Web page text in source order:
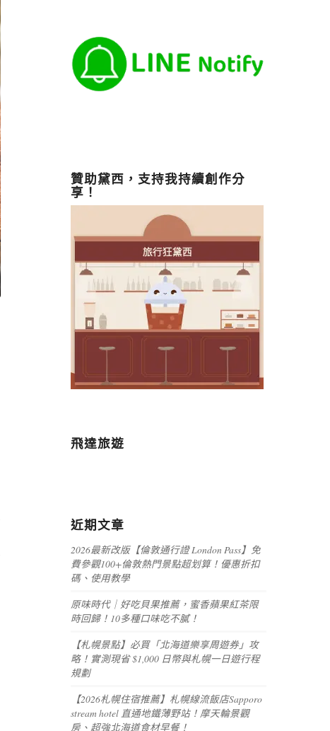
贊助黛西，支持我持續創作分
享！
飛達旅遊
近期文章
2026最新改版【倫敦通行證 London Pass】免
費參觀100+倫敦熱門景點超划算！優惠折扣
碼、使用教學
原味時代｜好吃貝果推薦，蜜香蘋果紅茶限
時回歸！10多種口味吃不膩！
【札幌景點】必買「北海道樂享周遊券」攻
略！實測現省 $1,000 日幣與札幌一日遊行程
規劃
【2026札幌住宿推薦】札幌線流飯店Sapporo
stream hotel 直通地鐵薄野站！摩天輪景觀
房、超強北海道食材早餐！